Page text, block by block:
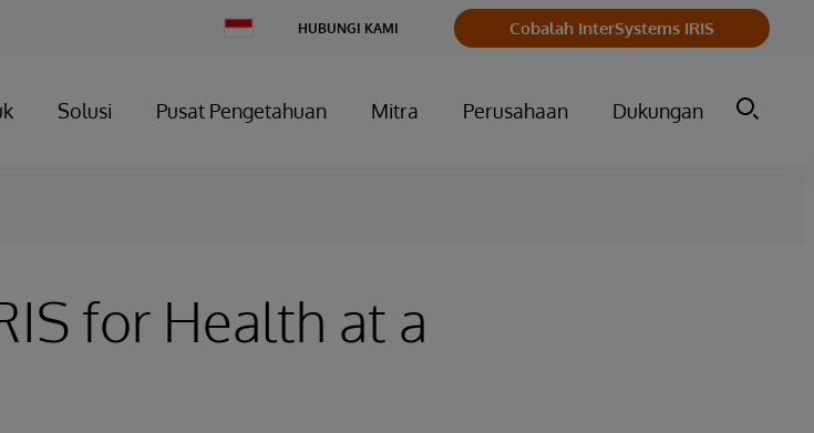
Change
HUBUNGI KAMI Cobalah InterSystems IRIS
Solusi Pusat Pengetahuan Mitra Perusahaan Dukungan
for Health at a